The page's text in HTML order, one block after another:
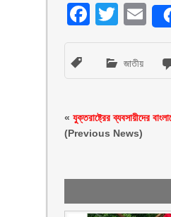
জাতীয়
«যুক্তরাষ্ট্রের ব্যবসায়ীদের
(Previous News)